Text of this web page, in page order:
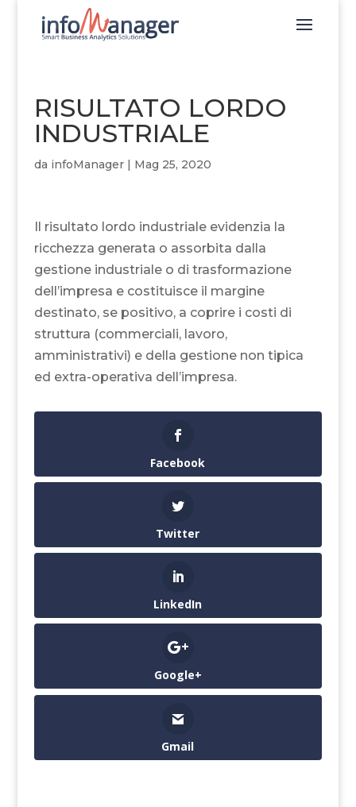
RISULTATO LORDO
INDUSTRIALE
da infoManager| Mag 25, 2020
Il risultato lordo industriale evidenzia la
ricchezza generata o assorbita dalla
gestione industriale o di trasformazione
dell’impresa e costituisce il margine
destinato, se positivo, a coprire i costi di
struttura (commerciali, lavoro,
amministrativi) e della gestione non tipica
ed extra-operativa dell’impresa.
Facebook
Twitter
LinkedIn
Google+
Gmail